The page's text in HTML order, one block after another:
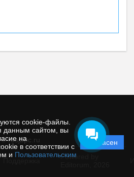
cookie-файлы.
данным сайтом, вы
на
в соответствии с
и Пользовательским
Согласен
© rusjbpc.ru
Powered by